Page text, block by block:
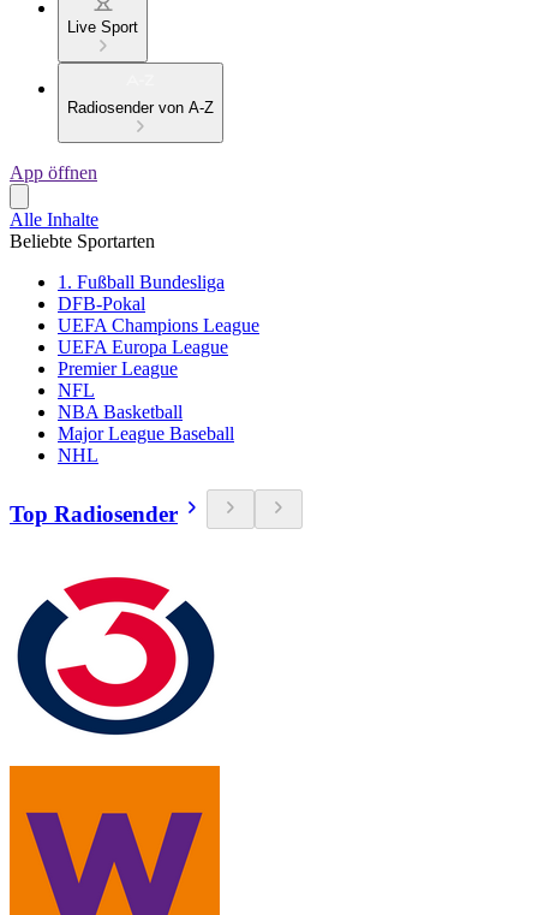
Live Sport
Radiosender von A-Z
App öffnen
Alle Inhalte
Beliebte Sportarten
1. Fußball Bundesliga
DFB-Pokal
UEFA Champions League
UEFA Europa League
Premier League
NFL
NBA Basketball
Major League Baseball
NHL
Top Radiosender